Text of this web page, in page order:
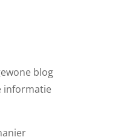
blog
informatie